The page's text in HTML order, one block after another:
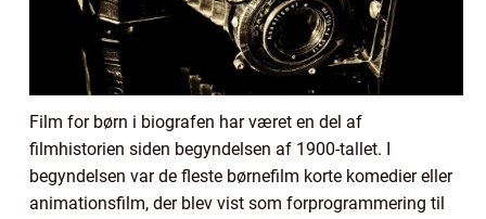
Film for børn i biografen har været en del af
filmhistorien siden begyndelsen af 1900-tallet. I
begyndelsen var de fleste børnefilm korte komedier eller
animationsfilm, der blev vist som forprogrammering til